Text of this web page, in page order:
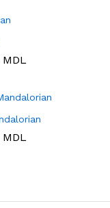
MDL
MDL